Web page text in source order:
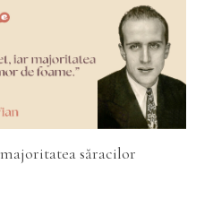
săracilor